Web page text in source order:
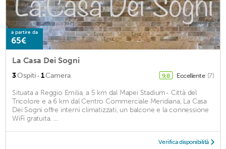
a partire da
65€
La Casa Dei Sogni
3Ospiti · 1Camera 9,8 Eccellente (7)
Situata a Reggio Emilia, a 5 km dal Mapei Stadium- Città del
Tricolore e a 6 km dal Centro Commerciale Meridiana, La Casa
Dei Sogni offre interni climatizzati, un balcone e la connessione
WiFi gratuita. ...
Verifica disponibilità